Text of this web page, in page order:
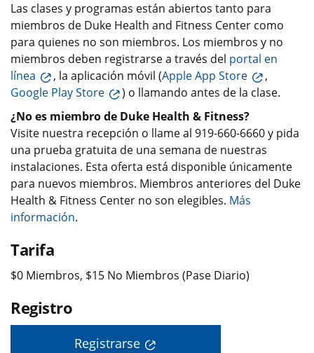
Las clases y programas están abiertos tanto para
miembros de Duke Health and Fitness Center como
para quienes no son miembros. Los miembros y no
miembros deben registrarse a través del portal en
línea
, la aplicación móvil (Apple App Store
,
Google Play Store
) o llamando antes de la clase.
¿No es miembro de Duke Health & Fitness?
Visite nuestra recepción o llame al 919-660-6660 y pida
una prueba gratuita de una semana de nuestras
instalaciones. Esta oferta está disponible únicamente
para nuevos miembros. Miembros anteriores del Duke
Health & Fitness Center no son elegibles. Más
información.
Tarifa
$0 Miembros, $15 No Miembros (Pase Diario)
Registro
Registrarse